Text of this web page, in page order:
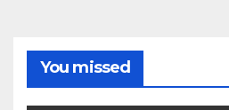
You missed